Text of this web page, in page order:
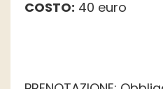
COSTO: 40 euro